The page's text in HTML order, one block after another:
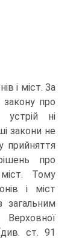
і міст. За
закону про
устрій ні
закони не
прийняття
про
Тому
і міст
загальним
ст. 91